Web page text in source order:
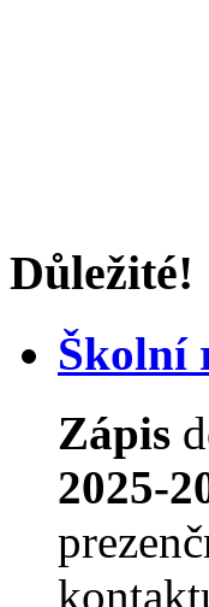
Důležité!
Školní
Zápis
2025-